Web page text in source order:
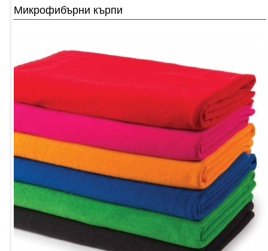
Микрофибърни кърпи